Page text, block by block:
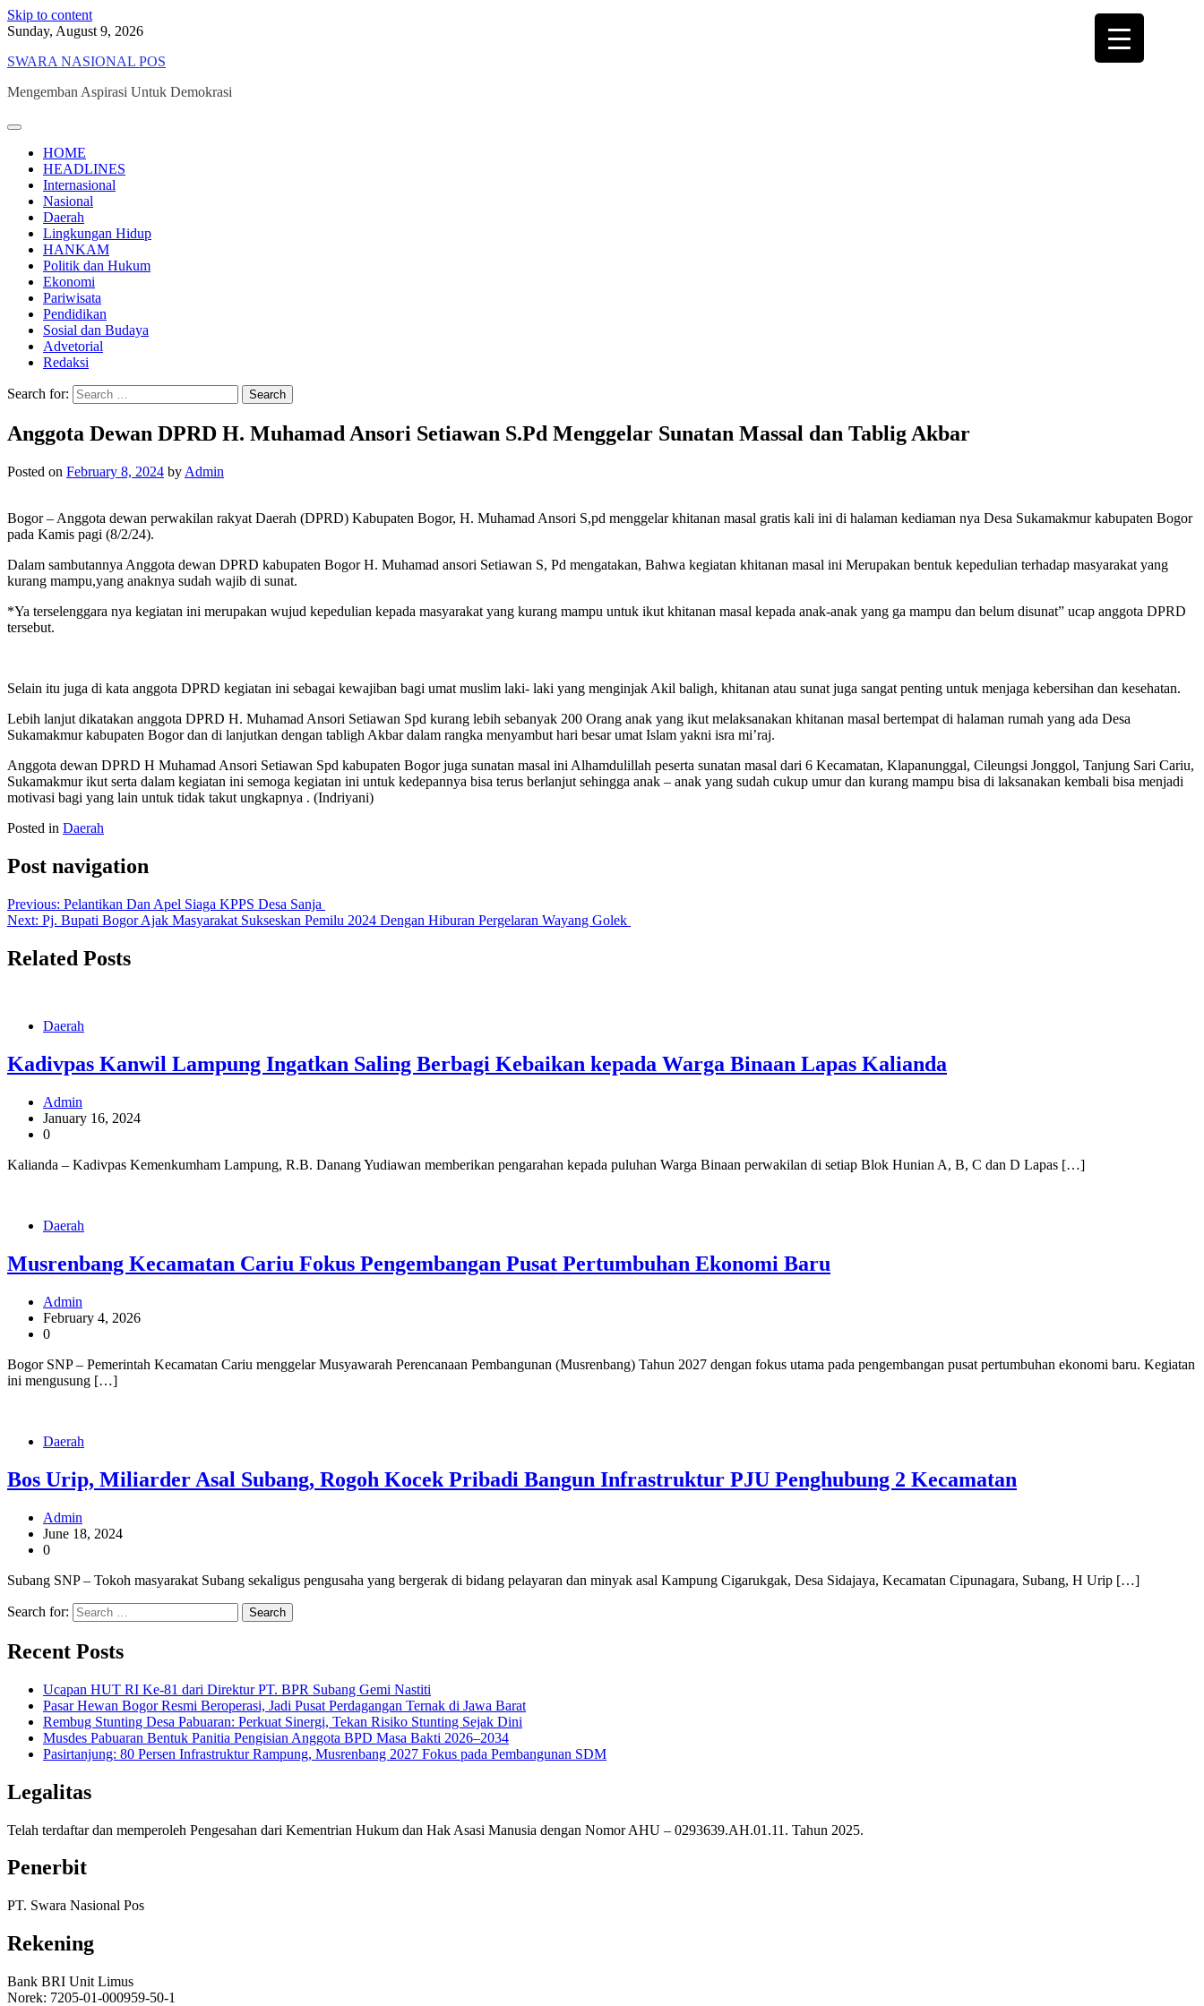
Skip to content
Sunday, August 9, 2026
SWARA NASIONAL POS
Mengemban Aspirasi Untuk Demokrasi
HOME
HEADLINES
Internasional
Nasional
Daerah
Lingkungan Hidup
HANKAM
Politik dan Hukum
Ekonomi
Pariwisata
Pendidikan
Sosial dan Budaya
Advetorial
Redaksi
Search for:
Anggota Dewan DPRD H. Muhamad Ansori Setiawan S.Pd Menggelar Sunatan Massal dan Tablig Akbar
Posted on February 8, 2024 by Admin
Bogor – Anggota dewan perwakilan rakyat Daerah (DPRD) Kabupaten Bogor, H. Muhamad Ansori S,pd menggelar khitanan masal gratis kali ini di halaman kediaman nya Desa Sukamakmur kabupaten Bogor
pada Kamis pagi (8/2/24).
Dalam sambutannya Anggota dewan DPRD kabupaten Bogor H. Muhamad ansori Setiawan S, Pd mengatakan, Bahwa kegiatan khitanan masal ini Merupakan bentuk kepedulian terhadap masyarakat yang
kurang mampu,yang anaknya sudah wajib di sunat.
*Ya terselenggara nya kegiatan ini merupakan wujud kepedulian kepada masyarakat yang kurang mampu untuk ikut khitanan masal kepada anak-anak yang ga mampu dan belum disunat” ucap anggota DPRD
tersebut.
Selain itu juga di kata anggota DPRD kegiatan ini sebagai kewajiban bagi umat muslim laki- laki yang menginjak Akil baligh, khitanan atau sunat juga sangat penting untuk menjaga kebersihan dan kesehatan.
Lebih lanjut dikatakan anggota DPRD H. Muhamad Ansori Setiawan Spd kurang lebih sebanyak 200 Orang anak yang ikut melaksanakan khitanan masal bertempat di halaman rumah yang ada Desa
Sukamakmur kabupaten Bogor dan di lanjutkan dengan tabligh Akbar dalam rangka menyambut hari besar umat Islam yakni isra mi’raj.
Anggota dewan DPRD H Muhamad Ansori Setiawan Spd kabupaten Bogor juga sunatan masal ini Alhamdulillah peserta sunatan masal dari 6 Kecamatan, Klapanunggal, Cileungsi Jonggol, Tanjung Sari Cariu,
Sukamakmur ikut serta dalam kegiatan ini semoga kegiatan ini untuk kedepannya bisa terus berlanjut sehingga anak – anak yang sudah cukup umur dan kurang mampu bisa di laksanakan kembali bisa menjadi
motivasi bagi yang lain untuk tidak takut ungkapnya . (Indriyani)
Posted in Daerah
Post navigation
Previous: Pelantikan Dan Apel Siaga KPPS Desa Sanja
Next: Pj. Bupati Bogor Ajak Masyarakat Sukseskan Pemilu 2024 Dengan Hiburan Pergelaran Wayang Golek
Related Posts
Daerah
Kadivpas Kanwil Lampung Ingatkan Saling Berbagi Kebaikan kepada Warga Binaan Lapas Kalianda
Admin
January 16, 2024
0
Kalianda – Kadivpas Kemenkumham Lampung, R.B. Danang Yudiawan memberikan pengarahan kepada puluhan Warga Binaan perwakilan di setiap Blok Hunian A, B, C dan D Lapas […]
Daerah
Musrenbang Kecamatan Cariu Fokus Pengembangan Pusat Pertumbuhan Ekonomi Baru
Admin
February 4, 2026
0
Bogor SNP – Pemerintah Kecamatan Cariu menggelar Musyawarah Perencanaan Pembangunan (Musrenbang) Tahun 2027 dengan fokus utama pada pengembangan pusat pertumbuhan ekonomi baru. Kegiatan
ini mengusung […]
Daerah
Bos Urip, Miliarder Asal Subang, Rogoh Kocek Pribadi Bangun Infrastruktur PJU Penghubung 2 Kecamatan
Admin
June 18, 2024
0
Subang SNP – Tokoh masyarakat Subang sekaligus pengusaha yang bergerak di bidang pelayaran dan minyak asal Kampung Cigarukgak, Desa Sidajaya, Kecamatan Cipunagara, Subang, H Urip […]
Search for:
Recent Posts
Ucapan HUT RI Ke-81 dari Direktur PT. BPR Subang Gemi Nastiti
Pasar Hewan Bogor Resmi Beroperasi, Jadi Pusat Perdagangan Ternak di Jawa Barat
Rembug Stunting Desa Pabuaran: Perkuat Sinergi, Tekan Risiko Stunting Sejak Dini
Musdes Pabuaran Bentuk Panitia Pengisian Anggota BPD Masa Bakti 2026–2034
Pasirtanjung: 80 Persen Infrastruktur Rampung, Musrenbang 2027 Fokus pada Pembangunan SDM
Legalitas
Telah terdaftar dan memperoleh Pengesahan dari Kementrian Hukum dan Hak Asasi Manusia dengan Nomor AHU – 0293639.AH.01.11. Tahun 2025.
Penerbit
PT. Swara Nasional Pos
Rekening
Bank BRI Unit Limus
Norek: 7205-01-000959-50-1